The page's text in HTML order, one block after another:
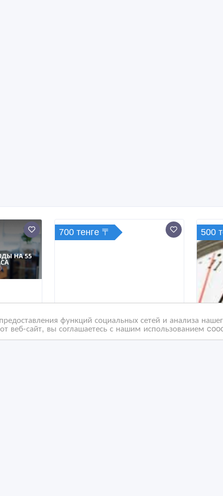
функций социальных сетей и анализа
веб-сайт, вы соглашаетесь с нашим использованием
700 тенге 〒 500